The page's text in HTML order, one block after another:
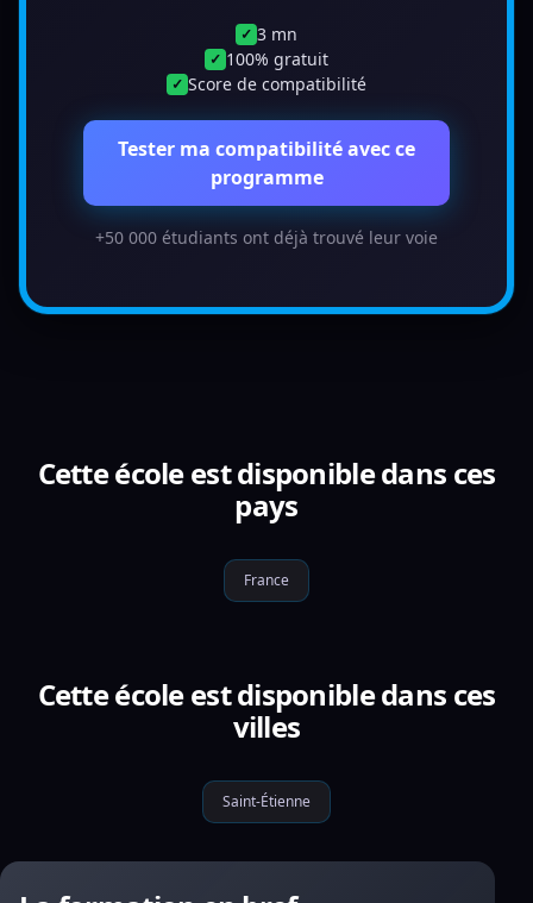
✓ 3 mn
✓ 100% gratuit
✓ Score de compatibilité
Tester ma compatibilité avec ce
programme
+50 000 étudiants ont déjà trouvé leur voie
Cette école est disponible dans ces
pays
France
Cette école est disponible dans ces
villes
Saint-Étienne